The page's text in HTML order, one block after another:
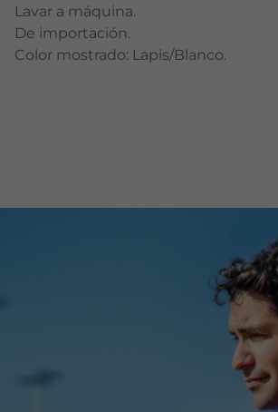
Lavar a máquina.
De importación.
Color mostrado: Lapis/Blanco.